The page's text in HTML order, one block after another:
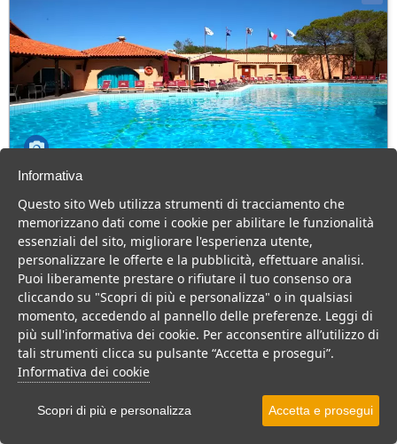
Sardegna > Arzachena > Baia Sardinia
130 Camere
Villaggio sul mare della Costa Smeralda, animazione e buona
cucina per una vacanza indimenticabile.
Villaggio Resort Hotel
VEDI SU MAPPA
Informativa
Questo sito Web utilizza strumenti di tracciamento che
memorizzano dati come i cookie per abilitare le funzionalità
essenziali del sito, migliorare l'esperienza utente,
personalizzare le offerte e la pubblicità, effettuare analisi.
Puoi liberamente prestare o rifiutare il tuo consenso ora
cliccando su "Scopri di più e personalizza" o in qualsiasi
momento, accedendo al pannello delle preferenze. Leggi di
più sull'informativa dei cookie. Per acconsentire all’utilizzo di
tali strumenti clicca su pulsante “Accetta e prosegui”.
Informativa dei cookie
Scopri di più e personalizza Accetta e prosegui